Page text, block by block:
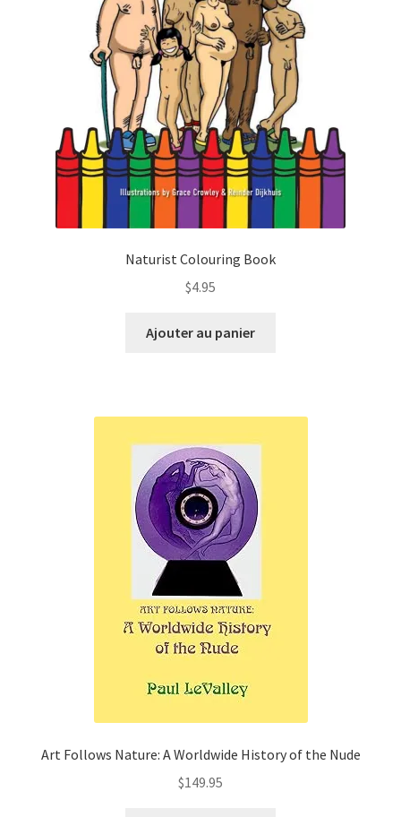
Naturist Colouring Book
$4.95
Ajouter au panier
Art Follows Nature: A Worldwide History of the Nude
$149.95